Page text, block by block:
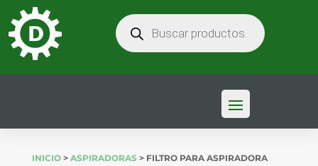
BÚSQUEDA
DE
PRODUCTOS
INICIO> ASPIRADORAS> FILTRO PARA ASPIRADORA